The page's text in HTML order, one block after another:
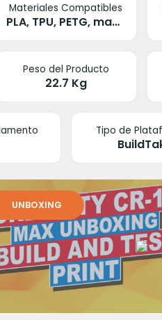
Materiales Compatibles
PLA, TPU, PETG, madera, gradient materials, copper-containing materials
Peso del Producto
22.7 Kg
Tipo de
UNBOXING